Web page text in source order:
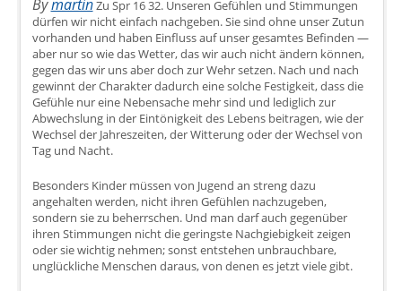
BymartinZu Spr 16 32. Unseren Gefühlen und Stimmungen
dürfen wir nicht einfach nachgeben. Sie sind ohne unser Zutun
vorhanden und haben Einfluss auf unser gesamtes Befinden —
aber nur so wie das Wetter, das wir auch nicht ändern können,
gegen das wir uns aber doch zur Wehr setzen. Nach und nach
gewinnt der Charakter dadurch eine solche Festigkeit, dass die
Gefühle nur eine Nebensache mehr sind und lediglich zur
Abwechslung in der Eintönigkeit des Lebens beitragen, wie der
Wechsel der Jahreszeiten, der Witterung oder der Wechsel von
Tag und Nacht.
Besonders Kinder müssen von Jugend an streng dazu
angehalten werden, nicht ihren Gefühlen nachzugeben,
sondern sie zu beherrschen. Und man darf auch gegenüber
ihren Stimmungen nicht die geringste Nachgiebigkeit zeigen
oder sie wichtig nehmen; sonst entstehen unbrauchbare,
unglückliche Menschen daraus, von denen es jetzt viele gibt.